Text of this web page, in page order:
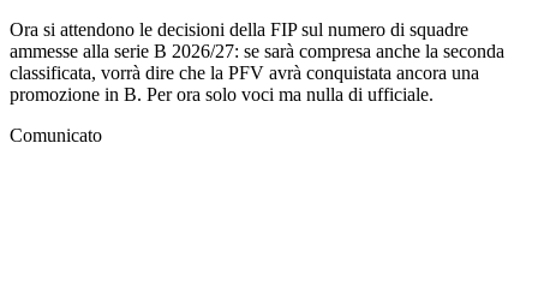
Ora si attendono le decisioni della FIP sul numero di squadre
ammesse alla serie B 2026/27: se sarà compresa anche la seconda
classificata, vorrà dire che la PFV avrà conquistata ancora una
promozione in B. Per ora solo voci ma nulla di ufficiale.
Comunicato